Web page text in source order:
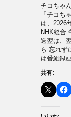
チコちゃ
「チコち
は、2026
NHK総合
送翌は、
ら 忘れず
は番組録
共有: